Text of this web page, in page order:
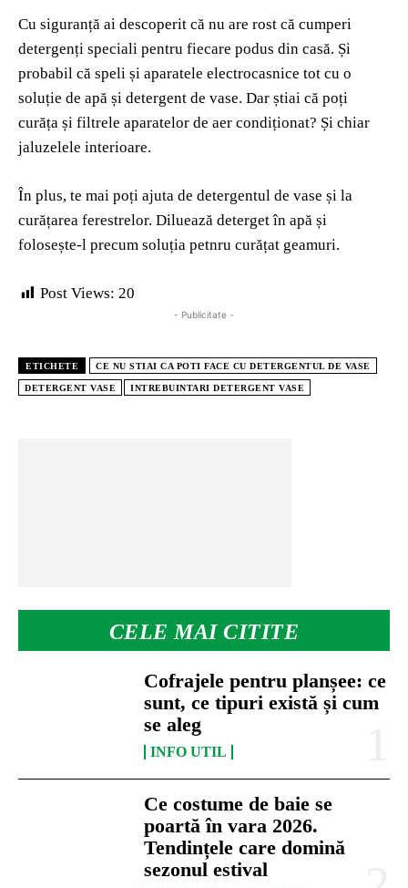
CELE MAI CITITE
Cofrajele pentru planșee: ce
sunt, ce tipuri există și cum
se aleg
INFO UTIL
Ce costume de baie se
poartă în vara 2026.
Tendințele care domină
sezonul estival
Cu siguranță ai descoperit că nu are rost că cumperi
detergenți speciali pentru fiecare podus din casă. Și
probabil că speli și aparatele electrocasnice tot cu o
soluție de apă și detergent de vase. Dar știai că poți
curăța și filtrele aparatelor de aer condiționat? Și chiar
jaluzelele interioare.
În plus, te mai poți ajuta de detergentul de vase și la
curățarea ferestrelor. Diluează deterget în apă și
folosește-l precum soluția petnru curățat geamuri.
Post Views: 20
- Publicitate -
ETICHETE CE NU STIAI CA POTI FACE CU DETERGENTUL DE VASE
DETERGENT VASE INTREBUINTARI DETERGENT VASE